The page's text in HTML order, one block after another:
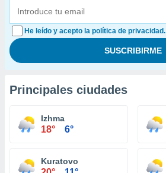
He leído y acepto la política de privacidad.
Principales ciudades
Izhma
18° 6°
Kuratovo